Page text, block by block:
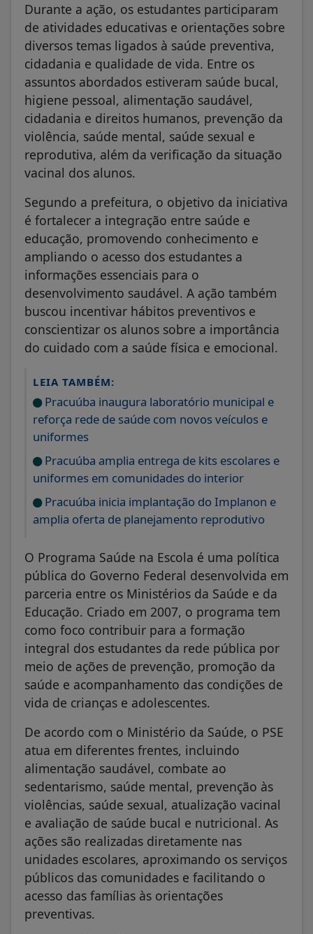
Durante a ação, os estudantes participaram
de atividades educativas e orientações sobre
diversos temas ligados à saúde preventiva,
cidadania e qualidade de vida. Entre os
assuntos abordados estiveram saúde bucal,
higiene pessoal, alimentação saudável,
cidadania e direitos humanos, prevenção da
violência, saúde mental, saúde sexual e
reprodutiva, além da verificação da situação
vacinal dos alunos.
Segundo a prefeitura, o objetivo da iniciativa
é fortalecer a integração entre saúde e
educação, promovendo conhecimento e
ampliando o acesso dos estudantes a
informações essenciais para o
desenvolvimento saudável. A ação também
buscou incentivar hábitos preventivos e
conscientizar os alunos sobre a importância
do cuidado com a saúde física e emocional.
LEIA TAMBÉM:
Pracuúba inaugura laboratório municipal e
reforça rede de saúde com novos veículos e
uniformes
Pracuúba amplia entrega de kits escolares e
uniformes em comunidades do interior
Pracuúba inicia implantação do Implanon e
amplia oferta de planejamento reprodutivo
O Programa Saúde na Escola é uma política
pública do Governo Federal desenvolvida em
parceria entre os Ministérios da Saúde e da
Educação. Criado em 2007, o programa tem
como foco contribuir para a formação
integral dos estudantes da rede pública por
meio de ações de prevenção, promoção da
saúde e acompanhamento das condições de
vida de crianças e adolescentes.
De acordo com o Ministério da Saúde, o PSE
atua em diferentes frentes, incluindo
alimentação saudável, combate ao
sedentarismo, saúde mental, prevenção às
violências, saúde sexual, atualização vacinal
e avaliação de saúde bucal e nutricional. As
ações são realizadas diretamente nas
unidades escolares, aproximando os serviços
públicos das comunidades e facilitando o
acesso das famílias às orientações
preventivas.